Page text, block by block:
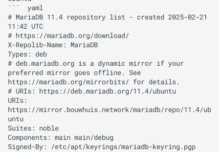
```  yaml
# MariaDB 11.4 repository list - created 2025-02-21
11:42 UTC
# https://mariadb.org/download/
X-Repolib-Name: MariaDB
Types: deb
# deb.mariadb.org is a dynamic mirror if your
preferred mirror goes offline. See
https://mariadb.org/mirrorbits/ for details.
# URIs: https://deb.mariadb.org/11.4/ubuntu
URIs:
https://mirror.bouwhuis.network/mariadb/repo/11.4/ub
untu
Suites: noble
Components: main main/debug
Signed-By: /etc/apt/keyrings/mariadb-keyring.pgp